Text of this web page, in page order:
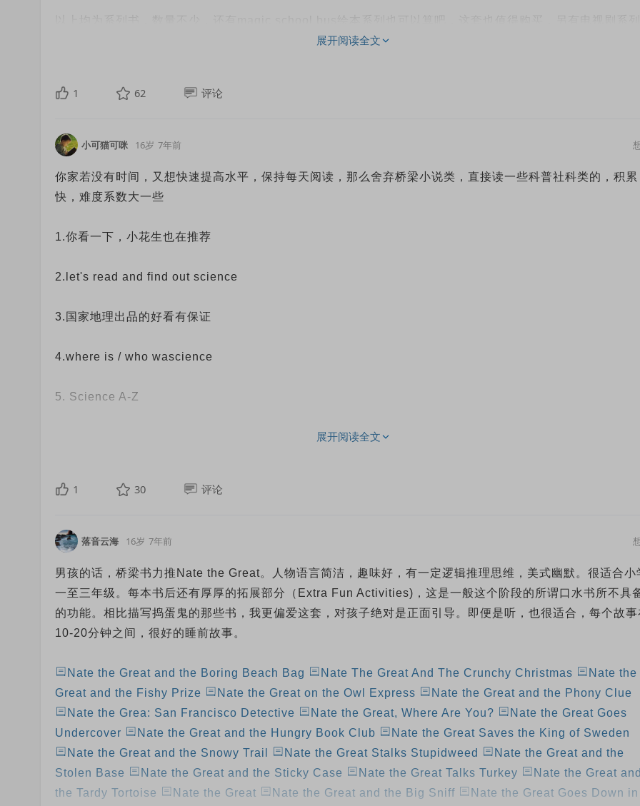
magic tree house（部分值得，最好借阅）
boxcar children（前几本可以买，最好借阅）
horrid Henry（借阅）
Julie b johns（借阅）……
括号内为个人意见，初章说实话不是很值得买，who was who这种nonfiction初章系列也最好看娃的兴趣买几
展开阅读全文
1 62 评论
小可猫可咪 16岁 7年前
你家若没有时间，又想快速提高水平，保持每天阅读，那么舍弃桥梁小说类，直接读一些科普社科类的，积累
快，难度系数大一些
1.你看一下，小花生也在推荐
2.let's read and find out science
3.国家地理出品的好看有保证
4.where is / who wascience
5. Science A-Z
展开阅读全文
1 30 评论
落音云海 16岁 7年前
男孩的话，桥梁书力推Nate the Great。人物语言简洁，趣味好，有一定逻辑推理思维，美式幽默。很适合小
一至三年级。每本书后还有厚厚的拓展部分（Extra Fun Activities)，这是一般这个阶段的所谓口水书所不具
的功能。相比描写捣蛋鬼的那些书，我更偏爱这套，对孩子绝对是正面引导。即便是听，也很适合，每个故事
10-20分钟之间，很好的睡前故事。
Nate the Great and the Boring Beach Bag Nate The Great And The Crunchy Christmas
Nate the
Great and the Fishy Prize
Nate the Great on the Owl Express
Nate the Great and the Phony Clue
Nate the Grea: San Francisco Detective
Nate the Great, Where Are You?
Nate the Great Goes
Undercover
Nate the Great and the Hungry Book Club
Nate the Great Saves the King of Sweden
Nate the Great and the Snowy Trail
Nate the Great Stalks Stupidweed
Nate the Great and the
Stolen Base
Nate the Great and the Sticky Case Nate the Great Talks Turkey
Nate the Great
the Tardy Tortoise
Nate the Great Nate the Great and the Big Sniff Nate the Great Goes Down in